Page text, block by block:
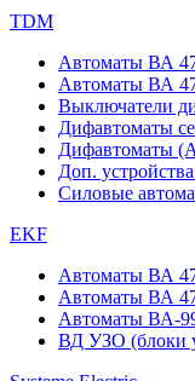
TDM
Автоматы ВА
Автоматы ВА
Выключатели
Дифавтоматы
Дифавтоматы
Доп.
Силовые
EKF
Автоматы ВА
Автоматы ВА
Автоматы ВА-
ВД УЗО (блоки